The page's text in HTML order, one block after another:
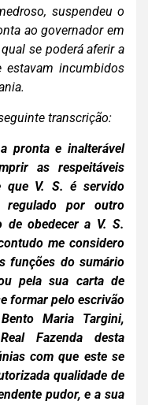
suspendeu o
ao governador em
se poderá aferir a
estavam incumbidos
transcrição:
pronta e inalterável
as respeitáveis
que V. S. é servido
regulado por outro
de obedecer a V. S.
me considero
funções do sumário
pela sua carta de
formar pelo escrivão
Maria Targini,
Fazenda desta
com que este se
qualidade de
pudor, e a sua